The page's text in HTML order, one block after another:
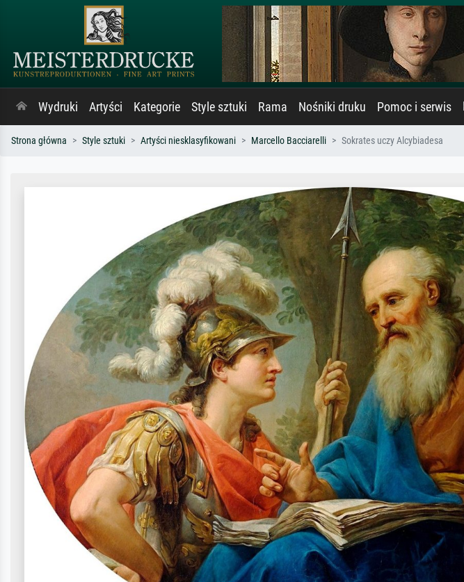
Wydruki Artyści Kategorie Style sztuki Rama Nośniki druku Pomoc i serwis
Strona główna Style sztuki Artyści niesklasyfikowani Marcello Bacciarelli Sokrates uczy Alcybiadesa